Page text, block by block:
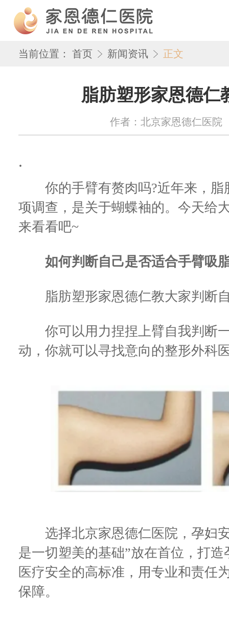
当前位置： 首页 新闻资讯 正文
脂肪塑形家恩德仁
作者：北京家恩德仁医院
.
你的手臂有赘肉吗?近年来，脂
项调查，是关于蝴蝶袖的。今天给
来看看吧~
如何判断自己是否适合手臂吸
脂肪塑形家恩德仁教大家判断自
你可以用力捏捏上臂自我判断一
动，你就可以寻找意向的整形外科
选择北京家恩德仁医院，孕妇安
是一切塑美的基础”放在首位，打
医疗安全的高标准，用专业和责任
保障。